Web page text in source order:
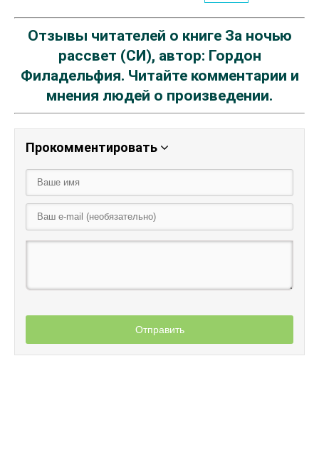
Отзывы читателей о книге За ночью
рассвет (СИ), автор: Гордон
Филадельфия. Читайте комментарии и
мнения людей о произведении.
Прокомментировать
Отправить